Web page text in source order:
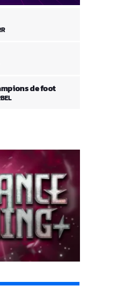
de foot